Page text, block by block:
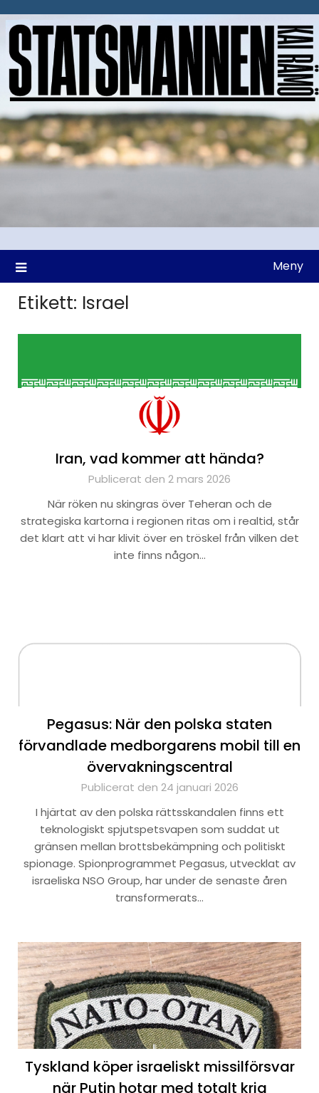
till
Meny
Etikett: Israel
Iran, vad kommer att hända?
Publicerat den 2 mars 2026
När röken nu skingras över Teheran och de
strategiska kartorna i regionen ritas om i realtid, står
det klart att vi har klivit över en tröskel från vilken det
inte finns någon…
Pegasus: När den polska staten
förvandlade medborgarens mobil till en
övervakningscentral
Publicerat den 24 januari 2026
I hjärtat av den polska rättsskandalen finns ett
teknologiskt spjutspetsvapen som suddat ut
gränsen mellan brottsbekämpning och politiskt
spionage. Spionprogrammet Pegasus, utvecklat av
israeliska NSO Group, har under de senaste åren
transformerats…
Tyskland köper israeliskt missilförsvar
när Putin hotar med totalt krig